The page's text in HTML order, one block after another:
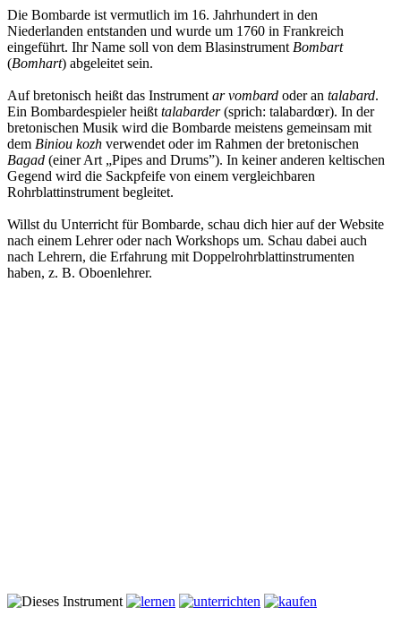
Die Bombarde ist vermutlich im 16. Jahrhundert in den
Niederlanden entstanden und wurde um 1760 in Frankreich
eingeführt. Ihr Name soll von dem BlasinstrumentBombart
(Bomhart) abgeleitet sein.
Auf bretonisch heißt das Instrumentar vombard oder an talabard.
Ein Bombardespieler heißttalabarder(sprich: talabardœr). In der
bretonischen Musik wird die Bombarde meistens gemeinsam mit
dem Biniou kozh verwendet oder im Rahmen der bretonischen
Bagad (einer Art „Pipes and Drums”). In keiner anderen keltischen
Gegend wird die Sackpfeife von einem vergleichbaren
Rohrblattinstrument begleitet.
Willst du Unterricht für Bombarde, schau dich hier auf der Website
nach einem Lehrer oder nach Workshops um. Schau dabei auch
nach Lehrern, die Erfahrung mit Doppelrohrblattinstrumenten
haben, z. B. Oboenlehrer.